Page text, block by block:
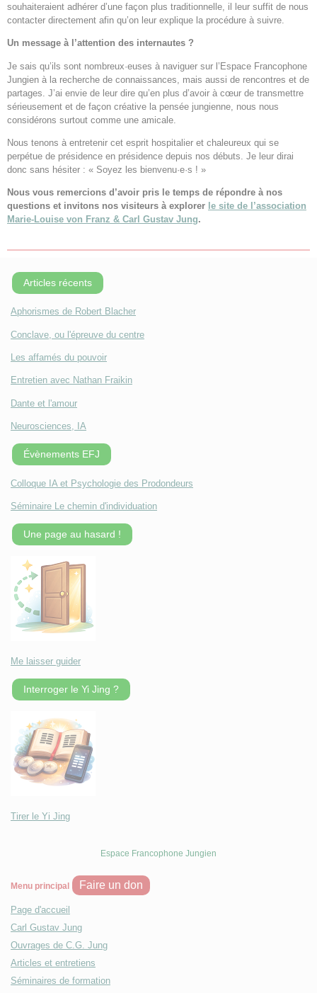
souhaiteraient adhérer d’une façon plus traditionnelle, il leur suffit de nous
contacter directement afin qu’on leur explique la procédure à suivre.
Un message à l’attention des internautes ?
Je sais qu’ils sont nombreux·euses à naviguer sur l’Espace Francophone
Jungien à la recherche de connaissances, mais aussi de rencontres et de
partages. J’ai envie de leur dire qu’en plus d’avoir à cœur de transmettre
sérieusement et de façon créative la pensée jungienne, nous nous
considérons surtout comme une amicale.
Nous tenons à entretenir cet esprit hospitalier et chaleureux qui se
perpétue de présidence en présidence depuis nos débuts. Je leur dirai
donc sans hésiter : « Soyez les bienvenu·e·s ! »
Nous vous remercions d’avoir pris le temps de répondre à nos
questions et invitons nos visiteurs à explorer le site de l’association
Marie-Louise von Franz & Carl Gustav Jung.
Articles récents
Aphorismes de Robert Blacher
Conclave, ou l'épreuve du centre
Les affamés du pouvoir
Entretien avec Nathan Fraikin
Dante et l'amour
Neurosciences, IA
Évènements EFJ
Colloque IA et Psychologie des Prodondeurs
Séminaire Le chemin d'individuation
Une page au hasard !
Me laisser guider
Interroger le Yi Jing ?
Tirer le Yi Jing
Espace Francophone Jungien
Menu principal Faire un don
Page d'accueil
Carl Gustav Jung
Ouvrages de C.G. Jung
Articles et entretiens
Séminaires de formation